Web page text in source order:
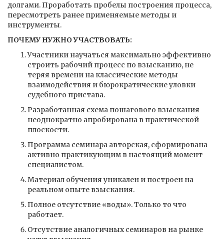
долгами. Проработать пробелы построения процесса,
пересмотреть ранее применяемые методы и
инструменты.
ПОЧЕМУ НУЖНО УЧАСТВОВАТЬ:
Участники научаться максимально эффективно
строить рабочий процесс по взысканию, не
теряя времени на классические методы
взаимодействия и бюрократические уловки
судебного пристава.
Разработанная схема пошагового взыскания
неоднократно апробирована в практической
плоскости.
Программа семинара авторская, сформирована
активно практикующим в настоящий момент
специалистом.
Материал обучения уникален и построен на
реальном опыте взыскания.
Полное отсутствие «воды». Только то что
работает.
Отсутствие аналогичных семинаров на рынке